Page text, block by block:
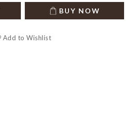
BUY NOW
Add to Wishlist